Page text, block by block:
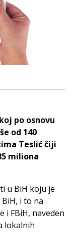
po osnovu
od 140
Teslić čiji
miliona
u BiH koju je
i to na
i FBiH, naveden
lokalnih